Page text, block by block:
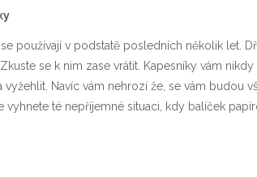
používají v podstatě posledních několik let.
se k nim zase vrátit. Kapesníky vám
vyžehlit. Navíc vám nehrozí že, se vám budou
vyhnete té nepříjemné situaci, kdy balíček